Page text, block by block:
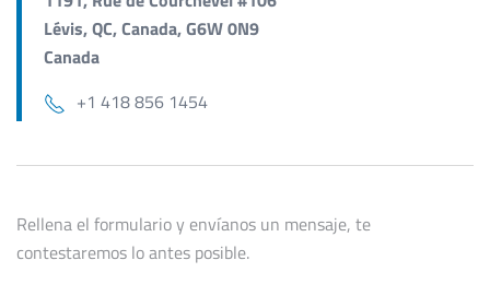
Lévis, QC, Canada, G6W 0N9
Canada
+1 418 856 1454
Rellena el formulario y envíanos un mensaje, te
contestaremos lo antes posible.